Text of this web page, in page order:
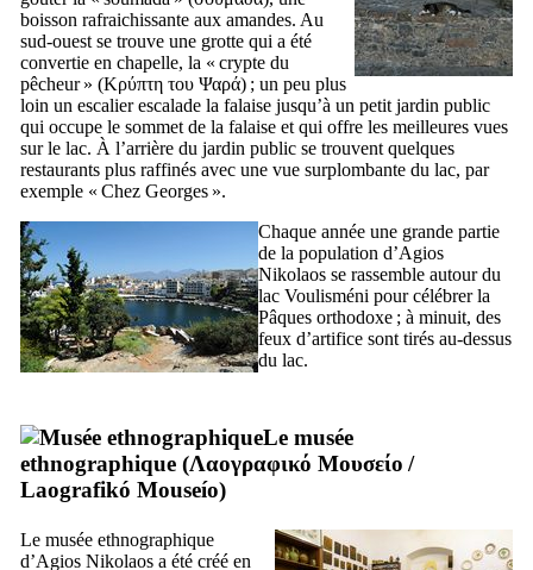
boisson rafraichissante aux amandes. Au
sud-ouest se trouve une grotte qui a été
convertie en chapelle, la « crypte du
pêcheur » (Κρύπτη του Ψαρά) ; un peu plus
loin un escalier escalade la falaise jusqu’à un petit jardin public
qui occupe le sommet de la falaise et qui offre les meilleures vues
sur le lac. À l’arrière du jardin public se trouvent quelques
restaurants plus raffinés avec une vue surplombante du lac, par
exemple « Chez Georges ».
Chaque année une grande partie
de la population d’Agios
Nikolaos se rassemble autour du
lac Voulisméni pour célébrer la
Pâques orthodoxe ; à minuit, des
feux d’artifice sont tirés au-dessus
du lac.
Le musée
ethnographique (Λαογραφικό Μουσείο /
Laografikó Mouseío)
Le musée ethnographique
d’Agios Nikolaos a été créé en